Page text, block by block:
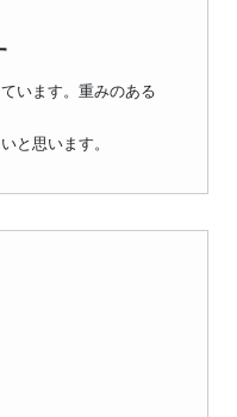
います。重みのある
と思います。